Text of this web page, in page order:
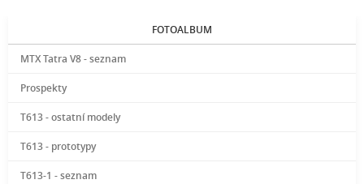
FOTOALBUM
MTX Tatra V8 - seznam
Prospekty
T613 - ostatní modely
T613 - prototypy
T613-1 - seznam